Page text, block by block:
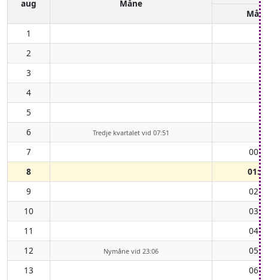
aug
Måne
1
2
3
4
5
6
Tredje kvartalet vid 07:51
7
8
9
10
11
12
Nymåne vid 23:06
13